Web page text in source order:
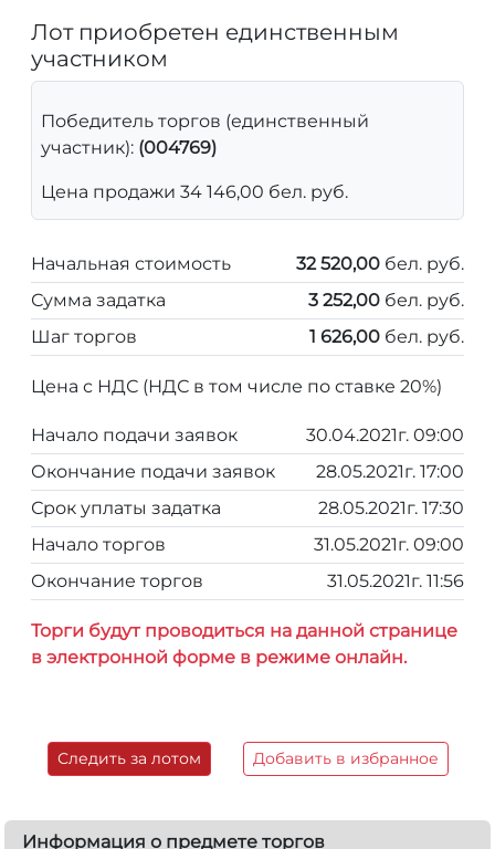
Лот приобретен единственным
участником
Победитель торгов (единственный
участник): (004769)
Цена продажи 34 146,00 бел. руб.
Начальная стоимость 32 520,00 бел. руб.
Сумма задатка
3 252,00 бел. руб.
Шаг торгов
1 626,00 бел. руб.
Цена с НДС (НДС в том числе по ставке 20%)
Начало подачи заявок
30.04.2021г. 09:00
Окончание подачи заявок
28.05.2021г. 17:00
Срок уплаты задатка
28.05.2021г. 17:30
Начало торгов
31.05.2021г. 09:00
Окончание торгов
31.05.2021г. 11:56
Торги будут проводиться на данной странице
в электронной форме в режиме онлайн.
Следить за лотом Добавить в избранное
Информация о предмете торгов